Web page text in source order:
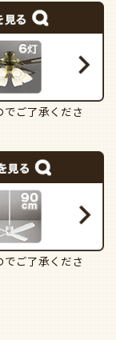
ご了承くださ
ご了承くださ